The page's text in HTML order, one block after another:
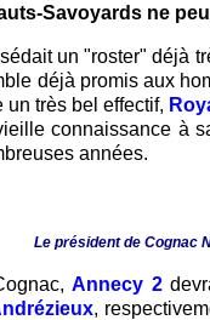
Savoyards ne
un "roster" déjà
déjà promis aux
un très bel effectif,
connaissance à
années.
Le président de Cognac
Annecy 2
,